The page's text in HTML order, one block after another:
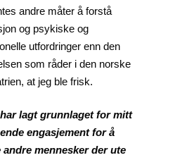
andre måter å forstå
og psykiske og
utfordringer enn den
som råder i den norske
at jeg ble frisk.
lagt grunnlaget for mitt
engasjement for å
andre mennesker der ute